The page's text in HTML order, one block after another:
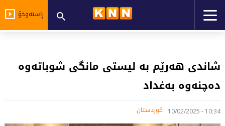
ڕاستەوخۆ
شاندی هەرێم بە لیستی مانگی شوباتەوە
دەچنەوە بەغداد
10:34 - 10/02/2025 کوردستان